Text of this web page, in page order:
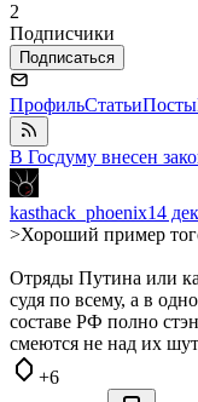
2
Подписчики
Подписаться
ПрофильСтатьиПосты
В Госдуму внесен
kasthack_phoenix14
>Хороший пример
Отряды Путина или
судя по всему, а в
составе РФ полно
смеются не над их
+6